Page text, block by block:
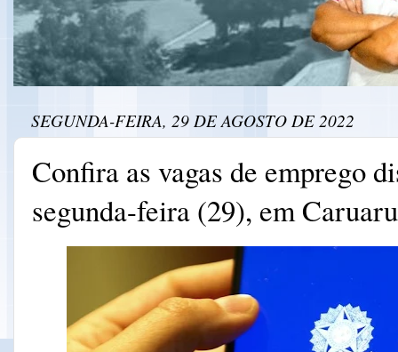
SEGUNDA-FEIRA, 29 DE AGOSTO DE 2022
Confira as vagas de emprego
segunda-feira (29), em